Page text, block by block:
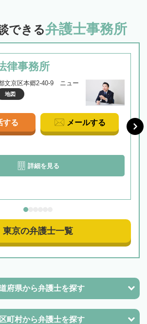
できる弁護士事務所
律事務所
文京区本郷2-40-9 ニュー
地図
する メールする
詳細を見る
東京の弁護士一覧
府県から弁護士を探す
町村から弁護士を探す